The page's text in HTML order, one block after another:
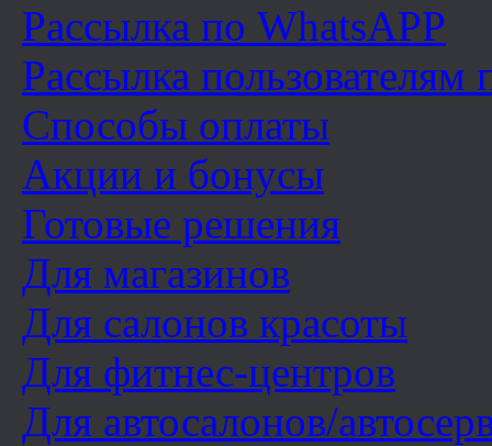
Рассылка по WhatsAPP
Рассылка
Способы оплаты
Акции и бонусы
Готовые решения
Для магазинов
Для салонов красоты
Для фитнес-центров
Для автосалонов/